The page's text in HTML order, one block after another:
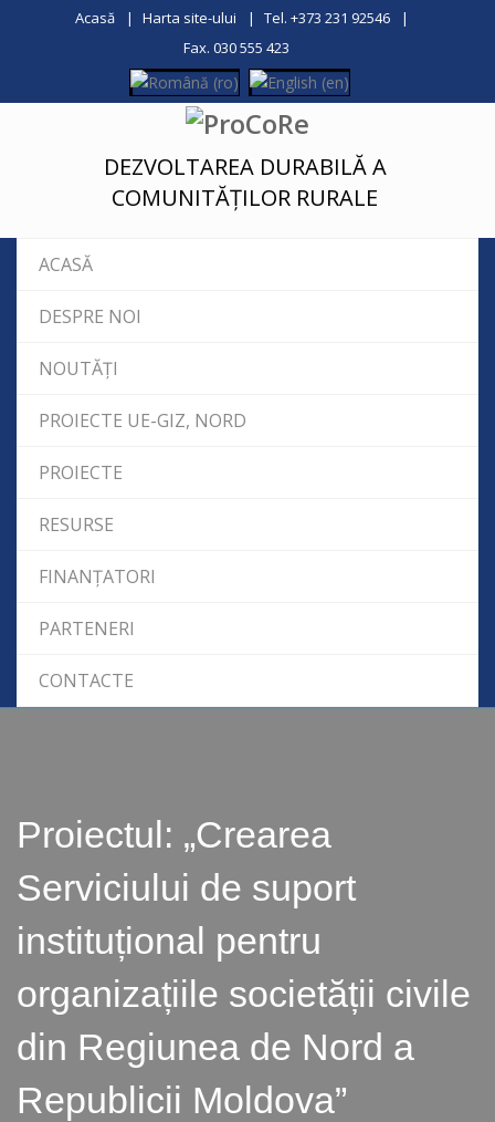
Acasă Harta site-ului
Tel. +373 231 92546
Fax. 030 555 423
DEZVOLTAREA DURABILĂ A
COMUNITĂȚILOR RURALE
ACASĂ
DESPRE NOI
NOUTĂȚI
PROIECTE UE-GIZ, NORD
PROIECTE
RESURSE
FINANȚATORI
PARTENERI
CONTACTE
Proiectul: „Crearea
Serviciului de suport
instituțional pentru
organizațiile societății civile
din Regiunea de Nord a
Republicii Moldova”